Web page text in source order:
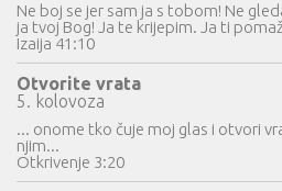
Ne boj se jer sam ja s tobom! Ne
ja tvoj Bog! Ja te krijepim. Ja ti
Izaija 41:10
Otvorite vrata
5. kolovoza
... onome tko čuje moj glas i otvori
njim...
Otkrivenje 3:20